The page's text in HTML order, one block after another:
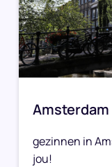
Amsterdam
gezinnen in
jou!